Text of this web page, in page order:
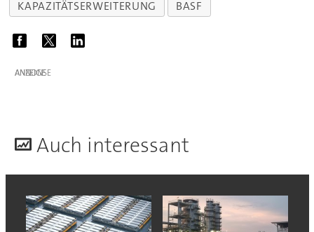
KAPAZITÄTSERWEITERUNG
BASF
ANZEIGE
Auch interessant